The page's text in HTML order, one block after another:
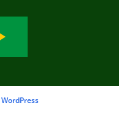
WordPress